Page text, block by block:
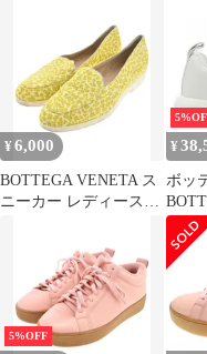
ー 37.5 黒 ブラック
トラ
ュー
エロ
¥6,000
BOTTEGA VENETA ス
ニーカー レディース
¥
ボッ
ニー
5%OFF